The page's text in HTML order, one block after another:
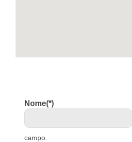
Nome(*)
campo.